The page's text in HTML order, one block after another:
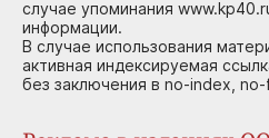
случае упоминания
информации.
В случае использования
активная индексируемая
без заключения в no-index,